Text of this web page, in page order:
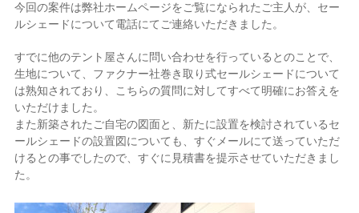
今回の案件は弊社ホームページをご覧になられたご主人が、セー
ルシェードについて電話にてご連絡いただきました。
すでに他のテント屋さんに問い合わせを行っているとのことで、
生地について、ファクナー社巻き取り式セールシェードについて
は熟知されており、こちらの質問に対してすべて明確にお答えを
いただけました。
また新築されたご自宅の図面と、新たに設置を検討されているセ
ールシェードの設置図についても、すぐメールにて送っていただ
けるとの事でしたので、すぐに見積書を提示させていただきまし
た。